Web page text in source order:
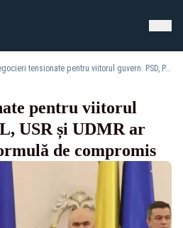
Negocieri tensionate pentru viitorul guvern. PSD, PNL, USR și UDMR ar putea discuta o formulă de compromis
pentru viitorul
USR și UDMR ar
de compromis